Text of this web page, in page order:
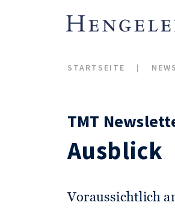
STARTSEITE
TMT
Ausblick
Voraussichtlich